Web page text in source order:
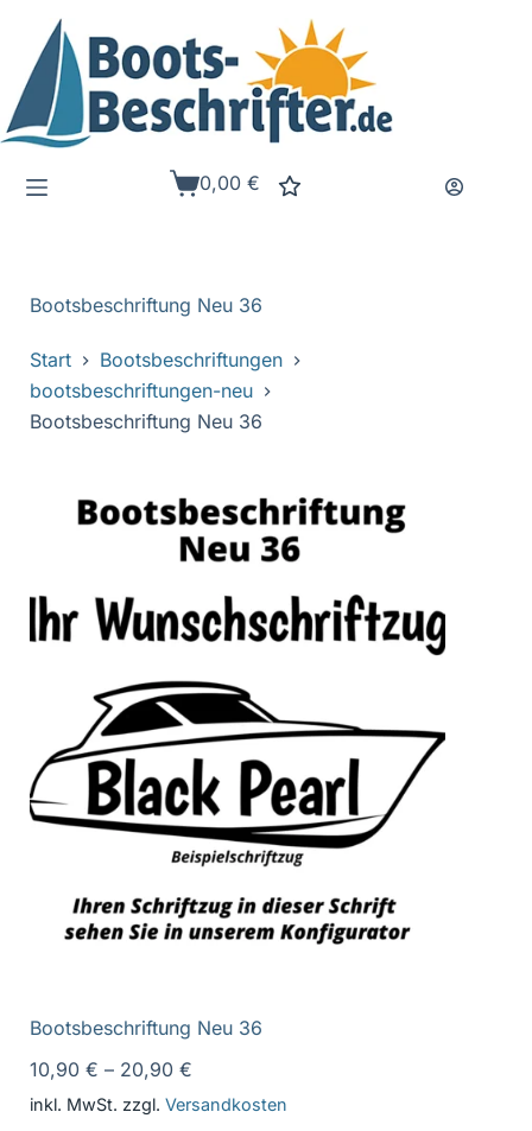
Inhalt
springen
Warenkorb
0,00€
Bootsbeschriftung Neu 36
Start
Bootsbeschriftungen
bootsbeschriftungen-neu
Bootsbeschriftung Neu 36
Bootsbeschriftung Neu 36
10,90 € – 20,90 €
inkl. MwSt. zzgl. Versandkosten